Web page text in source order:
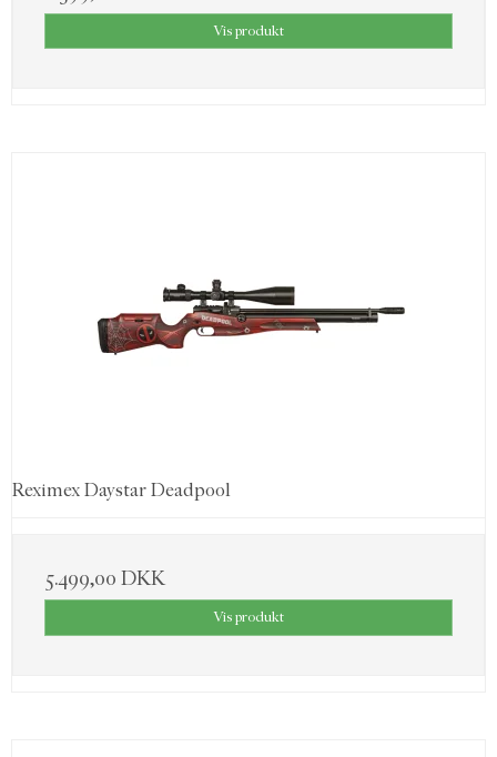
Vis produkt
Reximex Daystar Deadpool
5.499,00 DKK
Vis produkt